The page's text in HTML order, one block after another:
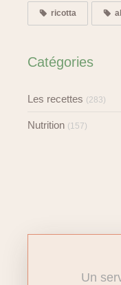
ricotta
Catégories
Les recettes (283)
Nutrition (157)
Un